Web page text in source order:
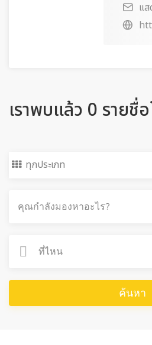
แส
เราพบแล้ว 0 รายชื่
ทุกประเภท
ค้นหา